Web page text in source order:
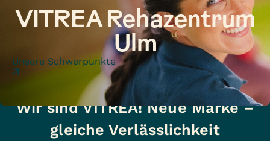
VITREA Rehazentrum
Ulm
Unsere Schwerpunkte
Wir sind VITREA! Neue Marke –
gleiche Verlässlichkeit